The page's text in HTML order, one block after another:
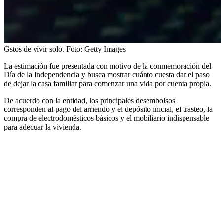
Gstos de vivir solo. Foto: Getty Images
La estimación fue presentada con motivo de la conmemoración del
Día de la Independencia y busca mostrar cuánto cuesta dar el paso
de dejar la casa familiar para comenzar una vida por cuenta propia.
De acuerdo con la entidad, los principales desembolsos
corresponden al pago del arriendo y el depósito inicial, el trasteo, la
compra de electrodomésticos básicos y el mobiliario indispensable
para adecuar la vivienda.